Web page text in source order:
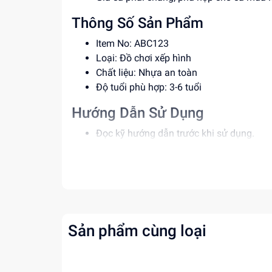
Thông Số Sản Phẩm
Item No: ABC123
Loại: Đồ chơi xếp hình
Chất liệu: Nhựa an toàn
Độ tuổi phù hợp: 3-6 tuổi
Hướng Dẫn Sử Dụng
Đọc kỹ hướng dẫn trước khi sử dụng.
Để trẻ em chơi dưới sự giám sát của
Tránh để đồ chơi ở nơi ẩm ướt hoặc quá
Rèn luyện kỹ năng phối hợp và cân bằng.
Tăng cường khả năng tập trung và kiên
Sản phẩm cùng loại